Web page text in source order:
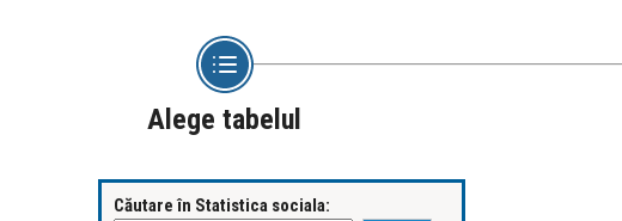
Alege tabelul
Căutare în Statistica sociala: